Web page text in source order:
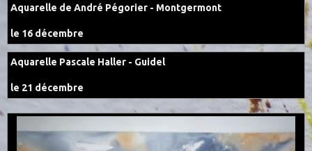
Aquarelle de André Pégorier - Montgermont
le 16 décembre
Aquarelle Pascale Haller - Guidel
le 21 décembre